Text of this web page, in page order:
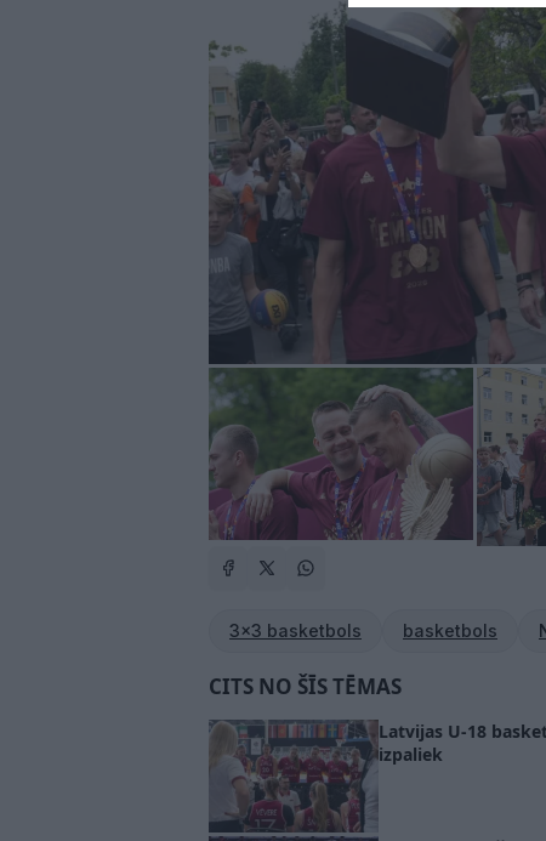
3x3 basketbols basketbols
CITS NO ŠĪS TĒMAS
Latvijas U-18
izpaliek